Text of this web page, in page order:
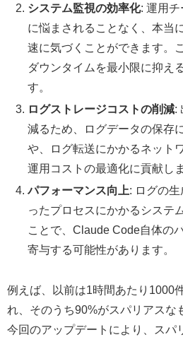
システム監視の効率化: 運用チ
に悩まされることなく、本当
速に気づくことができます。
ダウンタイムを最小限に抑え
す。
ログストレージコストの削減:
減るため、ログデータの保存
や、ログ転送にかかるネット
運用コストの最適化に貢献しま
パフォーマンス向上: ログの
ったプロセスにかかるシステ
ことで、Claude Code自体の
寄与する可能性があります。
例えば、以前は1時間あたり1000
れ、そのうち90%がスパリアスな
今回のアップデートにより、スパ